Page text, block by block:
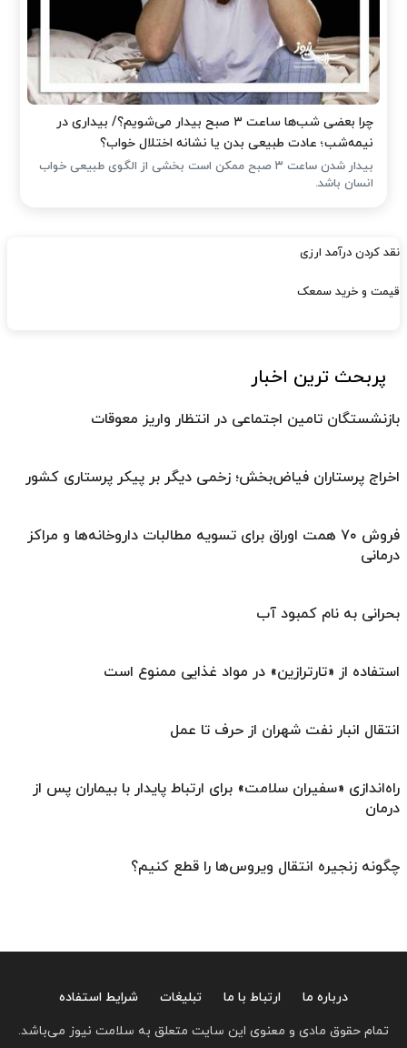
چرا بعضی شب‌ها ساعت ۳ صبح بیدار می‌شویم؟/ بیداری در
نیمه‌شب؛ عادت طبیعی بدن یا نشانه اختلال خواب؟
بیدار شدن ساعت ۳ صبح ممکن است بخشی از الگوی طبیعی خواب
انسان باشد.
نقد کردن درآمد ارزی
قیمت و خرید سمعک
پربحث ترین اخبار
بازنشستگان تامین اجتماعی در انتظار واریز معوقات
اخراج پرستاران فیاض‌بخش؛ زخمی دیگر بر پیکر پرستاری کشور
فروش ۷۰ همت اوراق برای تسویه مطالبات داروخانه‌ها و مراکز
درمانی
بحرانی به نام کمبود آب
استفاده از «تارترازین» در مواد غذایی ممنوع است
انتقال انبار نفت شهران از حرف تا عمل
راه‌اندازی «سفیران سلامت» برای ارتباط پایدار با بیماران پس از
درمان
چگونه زنجیره انتقال ویروس‌ها را قطع کنیم؟
درباره ما ارتباط با ما تبلیغات
شرایط استفاده
تمام حقوق مادی و معنوی این سایت متعلق به سلامت نیوز می‌باشد.